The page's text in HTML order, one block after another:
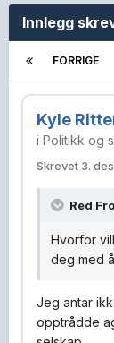
Innlegg
FORRIGE
Kyle
i Politikk og
Skrevet 3.
Red
Hvorfor
deg med
Jeg antar
opptrådde